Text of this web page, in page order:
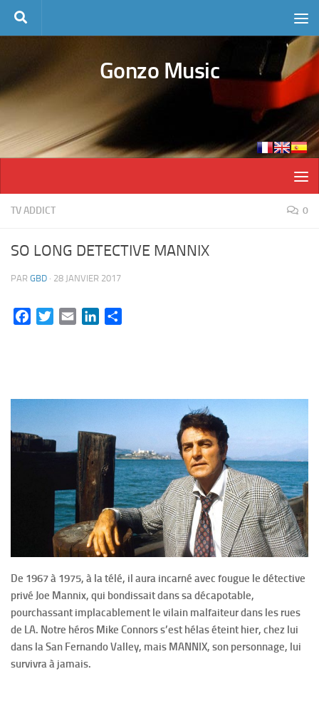
Skip to content
Gonzo Music
TV ADDICT 0
SO LONG DETECTIVE MANNIX
PAR GBD · 28 JANVIER 2017
FacebookTwitterEmail LinkedIn
De 1967 à 1975, à la télé, il aura incarné avec fougue le détective
privé Joe Mannix, qui bondissait dans sa décapotable,
pourchassant implacablement le vilain malfaiteur dans les rues
de LA. Notre héros Mike Connors s’est hélas éteint hier, chez lui
dans la San Fernando Valley, mais MANNIX, son personnage, lui
survivra à jamais.